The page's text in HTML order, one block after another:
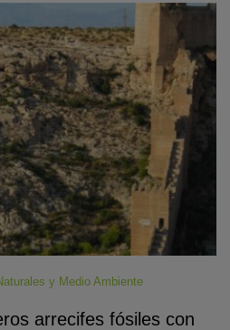
y Medio Ambiente
arrecifes fósiles con